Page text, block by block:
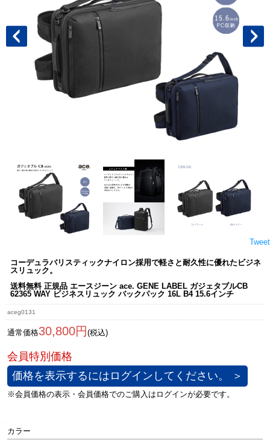
Tweet
コーデュラバリスティックナイロン採用で軽さと耐久性に優れたビジネ
スリュック。
送料無料 正規品 エースジーン ace. GENE LABEL ガジェタブルCB
62365 WAY ビジネスリュック バックパック 16L B4 15.6インチ
aceg0131
通常価格30,800円 (税込)
価格を表示するにはログインしてください。 ＞
カラー